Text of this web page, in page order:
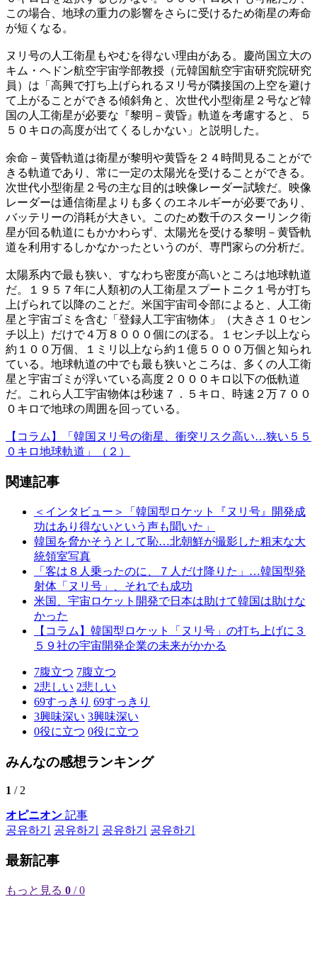
この場合、地球の重力の影響をさらに受けるため衛星の寿命
が短くなる。
ヌリ号の人工衛星もやむを得ない理由がある。慶尚国立大の
キム・ヘドン航空宇宙学部教授（元韓国航空宇宙研究院研究
員）は「高興で打ち上げられるヌリ号が隣接国の上空を避け
て上がることができる傾斜角と、次世代小型衛星２号など韓
国の人工衛星が必要な『黎明－黄昏』軌道を考慮すると、５
５０キロの高度が出てくるしかない」と説明した。
余命－黄昏軌道は衛星が黎明や黄昏を２４時間見ることがで
きる軌道であり、常に一定の太陽光を受けることができる。
次世代小型衛星２号の主な目的は映像レーダー試験だ。映像
レーダーは通信衛星よりも多くのエネルギーが必要であり、
バッテリーの消耗が大きい。このため数千のスターリンク衛
星が回る軌道にもかかわらず、太陽光を受ける黎明－黄昏軌
道を利用するしかなかったというのが、専門家らの分析だ。
太陽系内で最も狭い、すなわち密度が高いところは地球軌道
だ。１９５７年に人類初の人工衛星スプートニク１号が打ち
上げられて以降のことだ。米国宇宙司令部によると、人工衛
星と宇宙ゴミを含む「登録人工宇宙物体」（大きさ１０セン
チ以上）だけで４万８０００個にのぼる。１センチ以上なら
約１００万個、１ミリ以上なら約１億５０００万個と知られ
ている。地球軌道の中でも最も狭いところは、多くの人工衛
星と宇宙ゴミが浮いている高度２０００キロ以下の低軌道
だ。これら人工宇宙物体は秒速７．５キロ、時速２万７００
０キロで地球の周囲を回っている。
【コラム】「韓国ヌリ号の衛星、衝突リスク高い…狭い５５
０キロ地球軌道」（２）
関連記事
＜インタビュー＞「韓国型ロケット『ヌリ号』開発成
功はあり得ないという声も聞いた」
韓国を脅かそうとして恥…北朝鮮が撮影した粗末な大
統領室写真
「客は８人乗ったのに、７人だけ降りた」…韓国型発
射体「ヌリ号」、それでも成功
米国、宇宙ロケット開発で日本は助けて韓国は助けな
かった
【コラム】韓国型ロケット「ヌリ号」の打ち上げに３
５９社の宇宙開発企業の未来がかかる
7腹立つ 7腹立つ
2悲しい 2悲しい
69すっきり 69すっきり
3興味深い 3興味深い
0役に立つ 0役に立つ
みんなの感想ランキング
1 / 2
オピニオン 記事
공유하기
공유하기 공유하기 공유하기
最新記事
もっと見る 0 / 0